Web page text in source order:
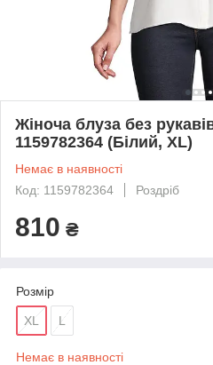
Жіноча блуза без
1159782364 (Білий, XL)
Немає в наявності
Код: 1159782364
Роздріб
810 ₴
Розмір
XL L
Немає в наявності